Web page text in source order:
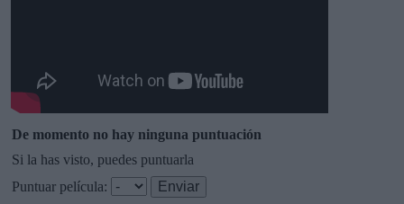
De momento no hay ninguna puntuación
Si la has visto, puedes puntuarla
Puntuar película: